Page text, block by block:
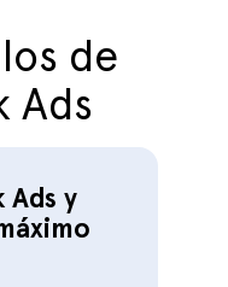
de
Ads
Ads y